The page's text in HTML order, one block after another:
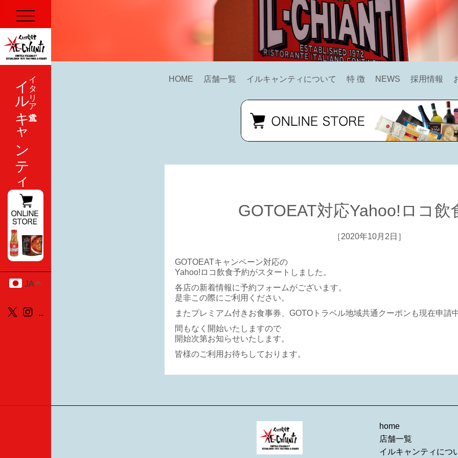
イタリア式食堂
イルキャンティ
JA
HOME 店舗一覧 イルキャンティについて 特 徴 NEWS 採用情報
GOTOEAT対応Yahoo!ロコ飲
［2020年10月2日］
GOTOEATキャンペーン対応の
Yahoo!ロコ飲食予約がスタートしました。
各店の新着情報に予約フォームがございます。
是非この際にご利用ください。
またプレミアム付きお食事券、GOTOトラベル地域共通クーポンも現在申請
間もなく開始いたしますので
開始次第お知らせいたします。
皆様のご利用お待ちしております。
home
店舗一覧
イルキャンティにつ